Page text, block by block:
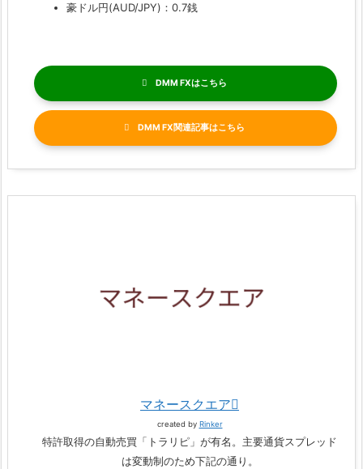
豪ドル円(AUD/JPY)：0.7銭
DMM FX
DMM FX関連記事
マネースクエア
created by Rinker
特許取得の自動売買「トラリピ」が有名。主要通貨スプレッド
は変動制のため下記の通り。